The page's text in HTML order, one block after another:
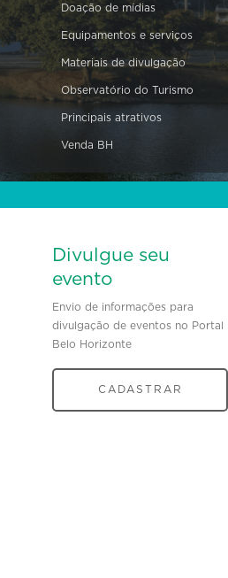
Doação de mídias
Equipamentos e serviços
Materiais de divulgação
Observatório do Turismo
Principais atrativos
Venda BH
Divulgue seu
evento
Envio de informações para
divulgação de eventos no Portal
Belo Horizonte
CADASTRAR